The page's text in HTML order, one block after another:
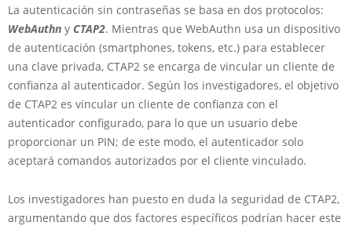
La autenticación sin contraseñas se basa en dos protocolos:
WebAuthn y CTAP2. Mientras que WebAuthn usa un dispositivo
de autenticación (smartphones, tokens, etc.) para establecer
una clave privada, CTAP2 se encarga de vincular un cliente de
confianza al autenticador. Según los investigadores, el objetivo
de CTAP2 es vincular un cliente de confianza con el
autenticador configurado, para lo que un usuario debe
proporcionar un PIN; de este modo, el autenticador solo
aceptará comandos autorizados por el cliente vinculado.
Los investigadores han puesto en duda la seguridad de CTAP2,
argumentando que dos factores específicos podrían hacer este